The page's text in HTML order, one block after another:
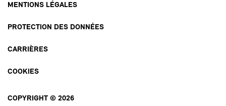
MENTIONS LÉGALES
PROTECTION DES DONNÉES
CARRIÈRES
COOKIES
COPYRIGHT © 2026